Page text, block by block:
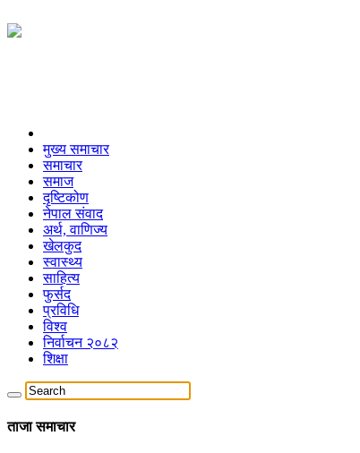
मुख्य समाचार
समाचार
समाज
दृष्टिकोण
नेपाल संवाद
अर्थ, वाणिज्य
खेलकुद
स्वास्थ्य
साहित्य
फुर्सद
प्रविधि
विश्व
निर्वाचन २०८२
शिक्षा
ताजा समाचार